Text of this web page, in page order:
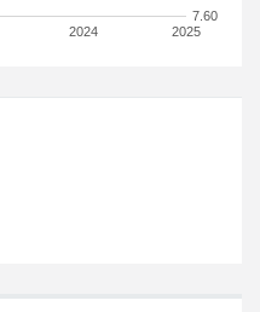
2024 2025
7.60